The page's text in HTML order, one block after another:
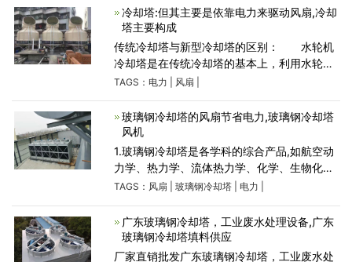
地面
冷却塔:但其主要是依靠电力来驱动风扇,冷却
塔主要构成
传统冷却塔与新型冷却塔的区别： 水轮机
冷却塔是在传统冷却塔的基本上，利用水轮机
取代电机作为风机动力，使风机由原来的电力
电费产生，自就会企
TAGS： 电力 风扇
玻璃钢冷却塔的风扇节省电力,玻璃钢冷却塔
风机
1.玻璃钢冷却塔是各学科的综合产品,如航空动
力学、热力学、流体热力学、化学、生物化
学、材料科学、静态和动力结构力学、加工技
素、多变量
TAGS： 风扇 玻璃钢冷却塔| 电力
广东玻璃钢冷却塔，工业废水处理设备,广东
玻璃钢冷却塔填料供应
厂家直销批发广东玻璃钢冷却塔，工业废水处